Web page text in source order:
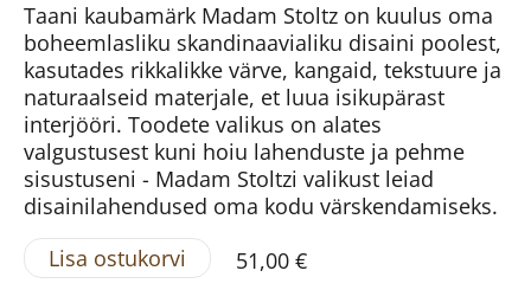
Taani kaubamärk Madam Stoltz on kuulus oma
boheemlasliku skandinaavialiku disaini poolest,
kasutades rikkalikke värve, kangaid, tekstuure ja
naturaalseid materjale, et luua isikupärast
interjööri. Toodete valikus on alates
valgustusest kuni hoiu lahenduste ja pehme
sisustuseni - Madam Stoltzi valikust leiad
disainilahendused oma kodu värskendamiseks.
Lisa ostukorvi
51,00 €